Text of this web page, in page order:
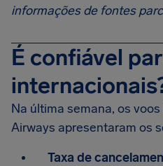
informações de fontes
É confiável
Na última semana, os
Airways apresentaram os
Taxa de